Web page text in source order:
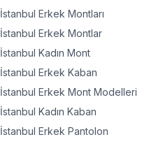
İstanbul Erkek Montları
İstanbul Erkek Montlar
İstanbul Kadın Mont
İstanbul Erkek Kaban
İstanbul Erkek Mont Modelleri
İstanbul Kadın Kaban
İstanbul Erkek Pantolon